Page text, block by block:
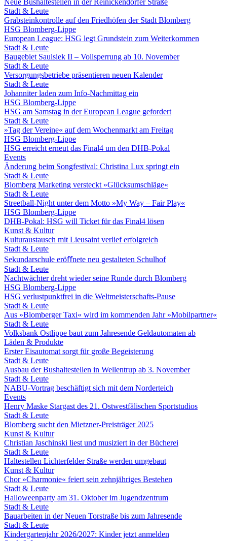
Neue Bushaltestellen in der Reinickendorfer Straße
Stadt & Leute
Grabsteinkontrolle auf den Friedhöfen der Stadt Blomberg
HSG Blomberg-Lippe
European League: HSG legt Grundstein zum Weiterkommen
Stadt & Leute
Baugebiet Saulsiek II – Vollsperrung ab 10. November
Stadt & Leute
Versorgungsbetriebe präsentieren neuen Kalender
Stadt & Leute
Johanniter laden zum Info-Nachmittag ein
HSG Blomberg-Lippe
HSG am Samstag in der European League gefordert
Stadt & Leute
»Tag der Vereine« auf dem Wochenmarkt am Freitag
HSG Blomberg-Lippe
HSG erreicht erneut das Final4 um den DHB-Pokal
Events
Änderung beim Songfestival: Christina Lux springt ein
Stadt & Leute
Blomberg Marketing versteckt »Glücksumschläge«
Stadt & Leute
Streetball-Night unter dem Motto »My Way – Fair Play«
HSG Blomberg-Lippe
DHB-Pokal: HSG will Ticket für das Final4 lösen
Kunst & Kultur
Kulturaustausch mit Lieusaint verlief erfolgreich
Stadt & Leute
Sekundarschule eröﬀnete neu gestalteten Schulhof
Stadt & Leute
Nachtwächter dreht wieder seine Runde durch Blomberg
HSG Blomberg-Lippe
HSG verlustpunktfrei in die Weltmeisterschafts-Pause
Stadt & Leute
Aus »Blomberger Taxi« wird im kommenden Jahr »Mobilpartner«
Stadt & Leute
Volksbank Ostlippe baut zum Jahresende Geldautomaten ab
Läden & Produkte
Erster Eisautomat sorgt für große Begeisterung
Stadt & Leute
Ausbau der Bushaltestellen in Wellentrup ab 3. November
Stadt & Leute
NABU-Vortrag beschäftigt sich mit dem Norderteich
Events
Henry Maske Stargast des 21. Ostwestfälischen Sportstudios
Stadt & Leute
Blomberg sucht den Mietzner-Preisträger 2025
Kunst & Kultur
Christian Jaschinski liest und musiziert in der Bücherei
Stadt & Leute
Haltestellen Lichterfelder Straße werden umgebaut
Kunst & Kultur
Chor »Charmonie« feiert sein zehnjähriges Bestehen
Stadt & Leute
Halloweenparty am 31. Oktober im Jugendzentrum
Stadt & Leute
Bauarbeiten in der Neuen Torstraße bis zum Jahresende
Stadt & Leute
Kindergartenjahr 2026/2027: Kinder jetzt anmelden